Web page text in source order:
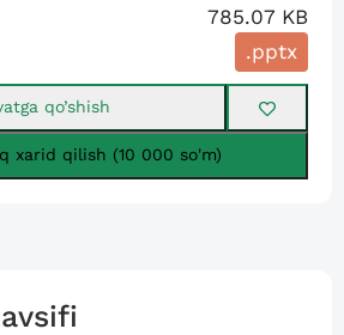
785.07 KB
.pptx
qo’shish
xarid qilish (10 000 so'm)